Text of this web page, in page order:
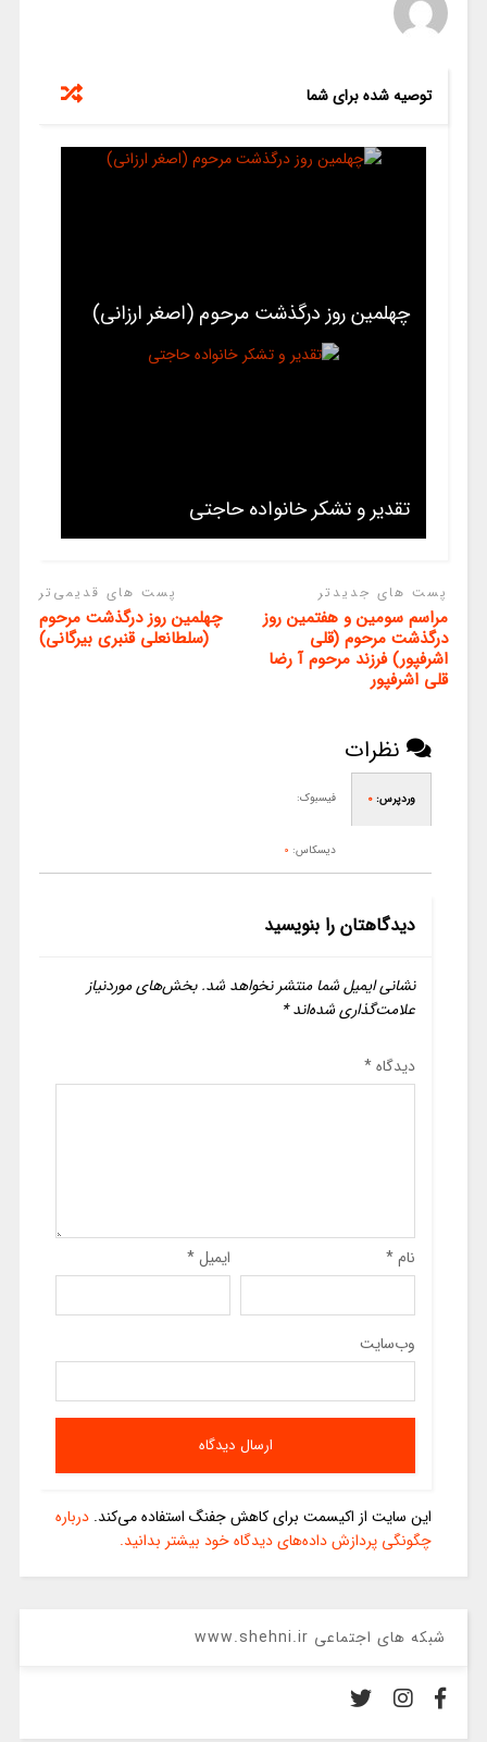
توصیه شده برای شما
چهلمین روز درگذشت مرحوم (اصغر ارزانی)
تقدیر و تشکر خانواده حاجتی
پست های جدیدتر
مراسم سومین و هفتمین روز
درگذشت مرحوم (قلی
اشرفپور) فرزند مرحوم آ رضا
قلی اشرفپور
پست های قدیمی‌تر
چهلمین روز درگذشت مرحوم
(سلطانعلی قنبری بیرگانی)
نظرات
وردپرس: 0 فیسبوک:
دیسکاس: 0
دیدگاهتان را بنویسید
نشانی ایمیل شما منتشر نخواهد شد. بخش‌های موردنیاز
علامت‌گذاری شده‌اند*
دیدگاه*
نام* ایمیل*
وب‌سایت
این سایت از اکیسمت برای کاهش جفنگ استفاده می‌کند. درباره
چگونگی پردازش داده‌های دیدگاه خود بیشتر بدانید.
شبکه های اجتماعی www.shehni.ir